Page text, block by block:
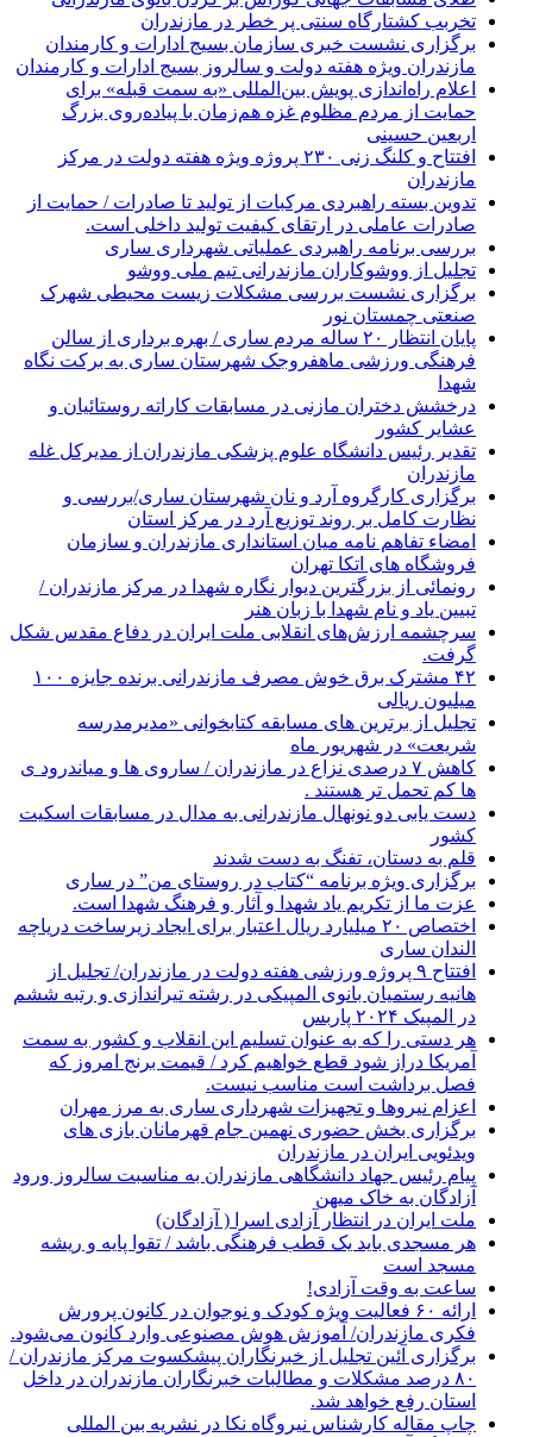
تخربب کشتارگاه سنتی پر خطر در مازندران
برگزاری نشست خبری سازمان بسیج ادارات و کارمندان
مازندران ویژه هفته دولت و سالروز بسیج ادارات و کارمندان
اعلام راه‌اندازی پویش بین‌المللی «به سمت قبله» برای
حمایت از مردم مظلوم غزه هم‌زمان با پیاده‌روی بزرگ
اربعین حسینی
افتتاح و کلنگ زنی ۲۳۰ پروژه ویژه هفته دولت در مرکز
مازندران
تدوین بسته راهبردی مرکبات از تولید تا صادرات / حمایت از
صادرات عاملی در ارتقای کیفیت تولید داخلی است.
بررسی برنامه راهبردی عملیاتی شهرداری ساری
تجلیل از ووشوکاران مازندرانی تیم ملی ووشو
برگزاری نشست بررسی مشکلات زیست محیطی شهرک
صنعتی چمستان نور
پایان انتظار ۲۰ ساله مردم ساری / بهره برداری از سالن
فرهنگی ورزشی ماهفروجک شهرستان ساری به برکت نگاه
شهدا
درخشش دختران مازنی در مسابقات کاراته روستائیان و
عشایر کشور
تقدیر رئیس دانشگاه علوم پزشکی مازندران از مدیرکل غله
مازندران
برگزاری کارگروه آرد و نان شهرستان ساری/بررسی و
نظارت کامل بر روند توزیع آرد در مرکز استان
امضاء تفاهم نامه میان استانداری مازندران و سازمان
فروشگاه های اتکا تهران
رونمائی از بزرگترین دیوار نگاره شهدا در مرکز مازندران /
تبیین یاد و نام شهدا با زبان هنر
سرچشمه ارزش‌های انقلابی ملت ایران در دفاع مقدس شکل
گرفت.
۴۲ مشترک برق خوش مصرف مازندرانی برنده جایزه ۱۰۰
میلیون ریالی
تجلیل از برترین های مسابقه کتابخوانی «مدیرمدرسه
شریعت» در شهریور ماه
کاهش ۷ درصدی نزاع در مازندران / ساروی ها و میاندرود ی
ها کم تحمل تر هستند‌ .
دست یابی دو نونهال مازندرانی به مدال در مسابقات اسکیت
کشور
قلم به دستان، تفنگ به دست شدند
برگزاری ویژه برنامه “کتاب در روستای من” در ساری
عزت ما از تکریم یاد شهدا و آثار و فرهنگ شهدا است.
اختصاص ۲۰ میلیارد ریال اعتبار برای ایجاد زیرساخت دریاچه
الندان ساری
افتتاح ۹ پروژه ورزشی هفته دولت در مازندران/ تجلیل از
هانیه رستمیان بانوی المپیکی در رشته تیراندازی و رتبه ششم
در المپیک ۲۰۲۴ پاربس
هر دستی را که به عنوان تسلیم این انقلاب و کشور به سمت
آمريکا دراز شود قطع خواهیم کرد / قیمت برنج امروز که
فصل برداشت است مناسب نیست.
اعزام نیروها و تجهیزات شهرداری ساری به مرز مهران
برگزاری بخش حضوری نهمین جام قهرمانان بازی های
ویدئویی ایران در مازندران
پیام رئیس جهاد دانشگاهی مازندران به مناسبت سالروز ورود
آزادگان به خاک میهن
ملت ایران در انتظار آزادی اسرا ( آزادگان)
هر مسجدی باید یک قطب فرهنگی باشد / تقوا پایه و ریشه
مسجد است
ساعت به وقت آزادی!
ارائه ۶۰ فعالیت ویژه کودک و نوجوان در کانون پرورش
فکری مازندران/ آموزش هوش مصنوعی وارد کانون می‌شود.
برگزاری آئین تجلیل از خبرنگاران پیشکسوت مرکز مازندران /
۸۰ درصد مشکلات و مطالبات خبرنگاران مازندران در داخل
استان رفع خواهد شد.
چاپ مقاله کارشناس نيروگاه نكا در نشریه بین المللی